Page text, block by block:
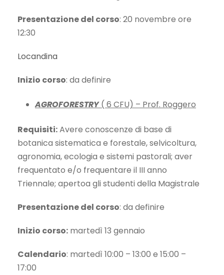
Presentazione del corso: 20 novembre ore
12:30
Locandina
Inizio corso: da definire
AGROFORESTRY( 6 CFU) – Prof. Roggero
Requisiti:Avere conoscenze di base di
botanica sistematica e forestale, selvicoltura,
agronomia, ecologia e sistemi pastorali; aver
frequentato e/o frequentare il III anno
Triennale; apertoa gli studenti della Magistrale
Presentazione del corso: da definire
Inizio corso: martedì 13 gennaio
Calendario: martedì 10:00 – 13:00 e 15:00 –
17:00